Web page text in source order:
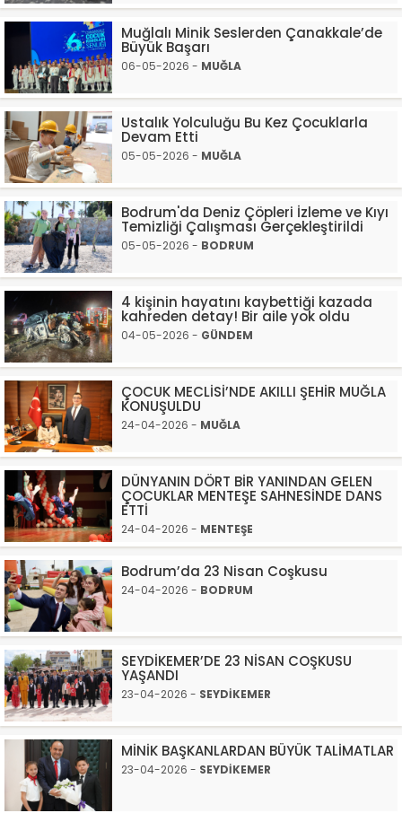
Muğlalı Minik Seslerden Çanakkale’de
Büyük Başarı
06-05-2026 - MUĞLA
Ustalık Yolculuğu Bu Kez Çocuklarla
Devam Etti
05-05-2026 - MUĞLA
Bodrum'da Deniz Çöpleri İzleme ve Kıyı
Temizliği Çalışması Gerçekleştirildi
05-05-2026 - BODRUM
4 kişinin hayatını kaybettiği kazada
kahreden detay! Bir aile yok oldu
04-05-2026 - GÜNDEM
ÇOCUK MECLİSİ’NDE AKILLI ŞEHİR MUĞLA
KONUŞULDU
24-04-2026 - MUĞLA
DÜNYANIN DÖRT BİR YANINDAN GELEN
ÇOCUKLAR MENTEŞE SAHNESİNDE DANS
ETTİ
24-04-2026 - MENTEŞE
Bodrum’da 23 Nisan Coşkusu
24-04-2026 - BODRUM
SEYDİKEMER’DE 23 NİSAN COŞKUSU
YAŞANDI
23-04-2026 - SEYDİKEMER
MİNİK BAŞKANLARDAN BÜYÜK TALİMATLAR
23-04-2026 - SEYDİKEMER